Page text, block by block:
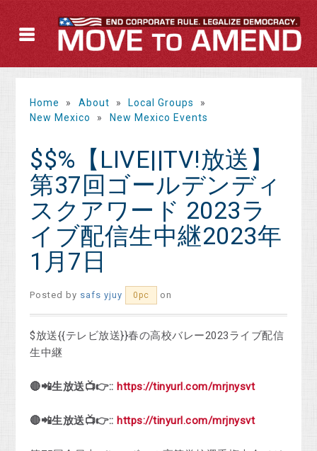
Home » About » Local Groups
»
New Mexico
» New Mexico Events
$$%【LIVE||TV!放送】
第37回ゴールデンディ
スクアワード 2023ラ
イブ配信生中継2023年
1月7日
Posted by safs yjuy 0pc on
$放送{{テレビ放送}}春の高校バレー2023ライブ配信
生中継
🔴📲生放送📺👉:: https://tinyurl.com/mrjnysvt
🔴📲生放送📺👉:: https://tinyurl.com/mrjnysvt